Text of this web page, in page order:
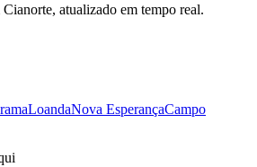
Cianorte, atualizado em tempo real.
LoandaNova EsperançaCampo